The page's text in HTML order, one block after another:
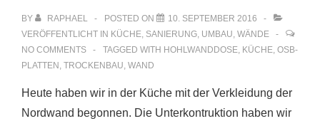
BY RAPHAEL POSTED ON
10. SEPTEMBER 2016
VERÖFFENTLICHT IN KÜCHE, SANIERUNG, UMBAU, WÄNDE
NO COMMENTS
TAGGED WITH HOHLWANDDOSE, KÜCHE, OSB-
PLATTEN , TROCKENBAU, WAND
Heute haben wir in der Küche mit der Verkleidung der
Nordwand begonnen. Die Unterkontruktion haben wir